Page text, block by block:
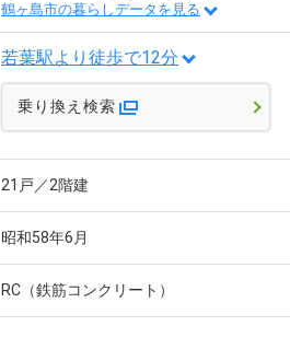
鶴ヶ島市の暮らしデータを見る
若葉駅より徒歩で12分
乗り換え検索
21戸／2階建
昭和58年6月
RC（鉄筋コンクリート）